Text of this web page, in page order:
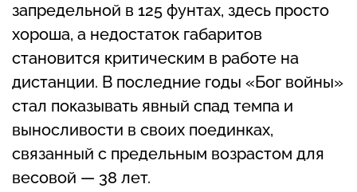
запредельной в 125 фунтах, здесь просто
хороша, а недостаток габаритов
становится критическим в работе на
дистанции. В последние годы «Бог войны»
стал показывать явный спад темпа и
выносливости в своих поединках,
связанный с предельным возрастом для
весовой — 38 лет.